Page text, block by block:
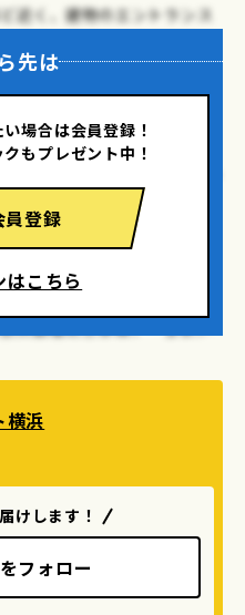
近く、建物のエントランス
建物のデザインも魅力に溢
住まわれるご夫婦の〝理想
ションしました。
リビング・ダイニング〟を
ども部屋の２つになりまし
割できる計画で設計・施工
の配置から変更し、それに
過ぎない〝程よい大人っぽ
イニングにはブルックリン
トクロスを施し、住まい手
げました。
先は
場合は会員登録！
もプレゼント中！
登録
はこちら
横浜
けします！
フォロー